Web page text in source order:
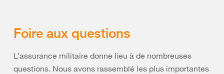
Foire aux questions
L’assurance militaire donne lieu à de nombreuses
questions. Nous avons rassemblé les plus importantes